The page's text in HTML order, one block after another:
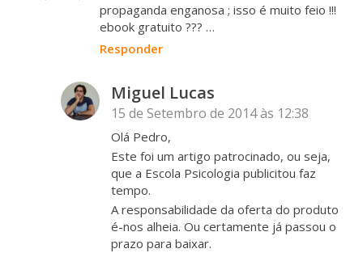
propaganda enganosa ; isso é muito feio !!!
ebook gratuito ??? …
Responder
Miguel Lucas
15 de Setembro de 2014 às 12:38
Olá Pedro,
Este foi um artigo patrocinado, ou seja,
que a Escola Psicologia publicitou faz
tempo.
A responsabilidade da oferta do produto
é-nos alheia. Ou certamente já passou o
prazo para baixar.